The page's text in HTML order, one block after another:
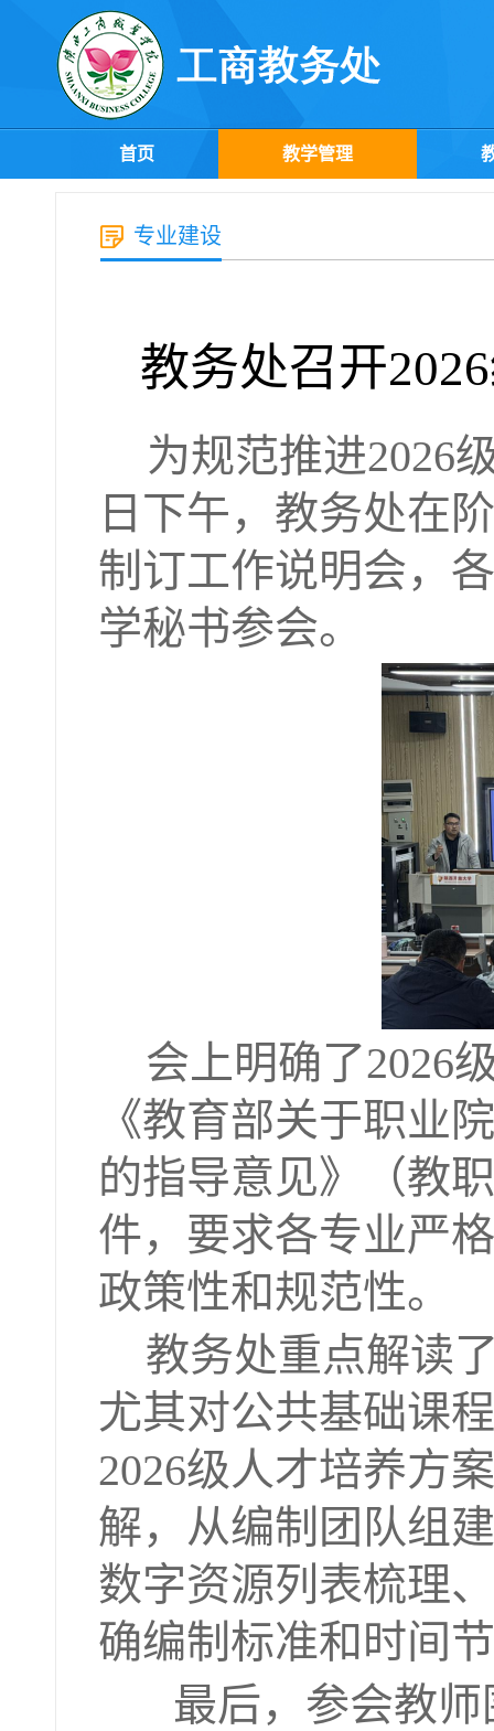
首页 教学管理
专业建设
教务处召开
为规范推进2026
日下午，教务处在
制订工作说明会，
学秘书参会。
会上明确了2026
《教育部关于职业
的指导意见》（教
件，要求各专业严
政策性和规范性。
教务处重点解读
尤其对公共基础课
2026级人才培养方
解，从编制团队组
数字资源列表梳理
确编制标准和时间
最后，参会教师